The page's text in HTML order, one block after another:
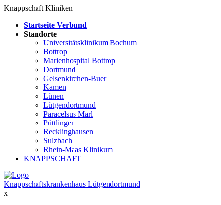
Knappschaft Kliniken
Startseite Verbund
Standorte
Universitätsklinikum Bochum
Bottrop
Marienhospital Bottrop
Dortmund
Gelsenkirchen-Buer
Kamen
Lünen
Lütgendortmund
Paracelsus Marl
Püttlingen
Recklinghausen
Sulzbach
Rhein-Maas Klinikum
KNAPPSCHAFT
Knappschaftskrankenhaus Lütgendortmund
x